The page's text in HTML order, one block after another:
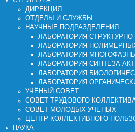
ДИРЕКЦИЯ
ОТДЕЛЫ И СЛУЖБЫ
НАУЧНЫЕ ПОДРАЗДЕЛЕНИЯ
ЛАБОРАТОРИЯ
ЛАБОРАТОРИЯ
ЛАБОРАТОРИЯ
ЛАБОРАТОРИЯ СИНТЕЗА
ЛАБОРАТОРИЯ
ЛАБОРАТОРИЯ
УЧЁНЫЙ СОВЕТ
СОВЕТ ТРУДОВОГО
СОВЕТ МОЛОДЫХ УЧЁНЫХ
ЦЕНТР КОЛЛЕКТИВНОГО
НАУКА